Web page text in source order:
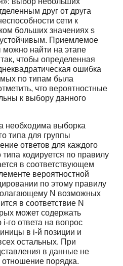
друг от друга
сети к
больших значениях s
Приемлемое
можно найти на этапе
чтобы определенная
ошибка
по типам была
что вероятностные
к выбору данного
необходима выборка
типа для группы
ответов для каждого
кодируется по правилу
в соответствующем
вероятностной
по этому правилу
N возможных
в соответствие N
может содержать
го ответа на вопрос
в i-й позиции и
остальных. При
в данные не
отношение порядка.